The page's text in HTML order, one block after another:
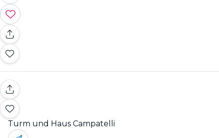
Turm und Haus Campatelli